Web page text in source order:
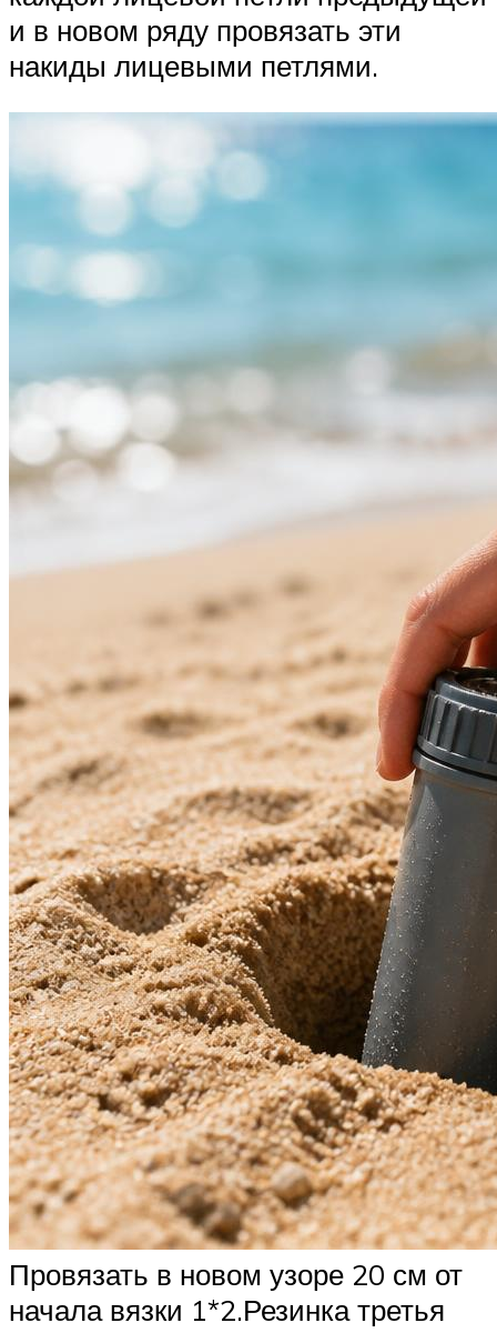
и в новом ряду провязать эти
накиды лицевыми петлями.
Провязать в новом узоре 20 см от
начала вязки 1*2.Резинка третья